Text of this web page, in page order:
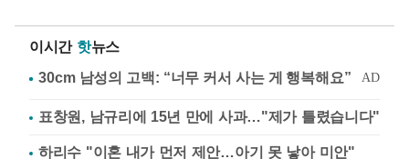
이시간 핫뉴스
표창원, 남규리에 15년 만에 사과…"제가 틀렸습니다"
하리수 "이혼 내가 먼저 제안…아기 못 낳아 미안"